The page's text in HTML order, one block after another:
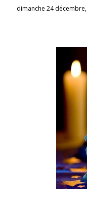
dimanche 24 décembre,